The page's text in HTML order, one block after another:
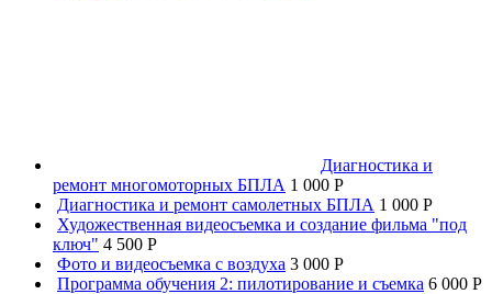
Диагностика и
ремонт многомоторных БПЛА 1 000 P
Диагностика и ремонт самолетных БПЛА 1 000 P
Художественная видеосъемка и создание фильма "под
ключ" 4 500 P
Фото и видеосъемка с воздуха 3 000 P
Программа обучения 2: пилотирование и съемка 6 000 P